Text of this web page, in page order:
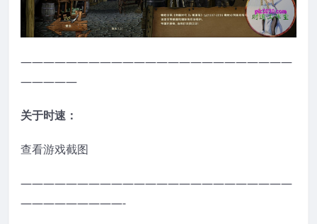
————————————————————————
—————
关于时速：
查看游戏截图
————————————————————————
—————————-